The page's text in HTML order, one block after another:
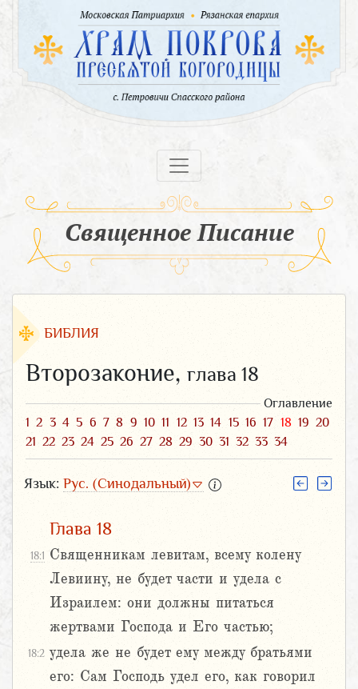
Священное Писание
БИБЛИЯ
Второзаконие, глава 18
Оглавление
1 2 3 4 5 6 7 8 9 10 11 12 13 14 15 16 17 18 19 20
21 22 23 24 25 26 27 28 29 30 31 32 33 34
Язык: Рус. (Синодальный)
Глава 18
18:1 Священникам левитам, всему колену
Левиину, не будет части и удела с
Израилем: они должны питаться
жертвами Господа и Его частью;
18:2 удела же не будет ему между братьями
его: Сам Господь удел его, как говорил